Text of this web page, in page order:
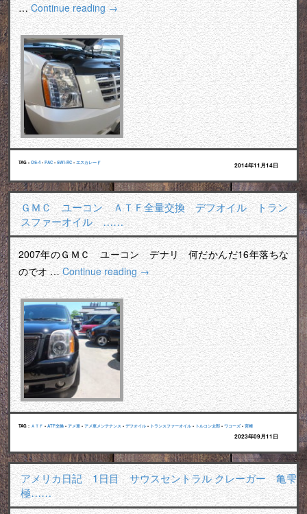
…Continue reading→
TAG : OS-4 • PAC • SWI-RC • エスカレード 2014年11月14日
ＧＭＣ ユーコン ＡＴＦ全量交換 デフオイル トラン
スファーオイル ……
2007年のＧＭＣ ユーコン デナリ 何だかんだ16年落ちな
のでオ …Continue reading→
TAG : ＡＴＦ • ATF交換 • アメ車 • アメ車メンテナンス • デフオイル • トランスファーオイル • トルコン太郎 • ワコーズ• 宮崎
2023年09月11日
アメリカ日記 1日目 サウスセントラル クレーガー 亀雫
極……